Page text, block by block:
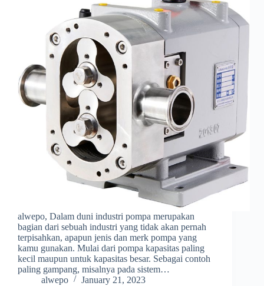
alwepo, Dalam duni industri pompa merupakan
bagian dari sebuah industri yang tidak akan pernah
terpisahkan, apapun jenis dan merk pompa yang
kamu gunakan. Mulai dari pompa kapasitas paling
kecil maupun untuk kapasitas besar. Sebagai contoh
paling gampang, misalnya pada sistem…
alwepo
January 21, 2023